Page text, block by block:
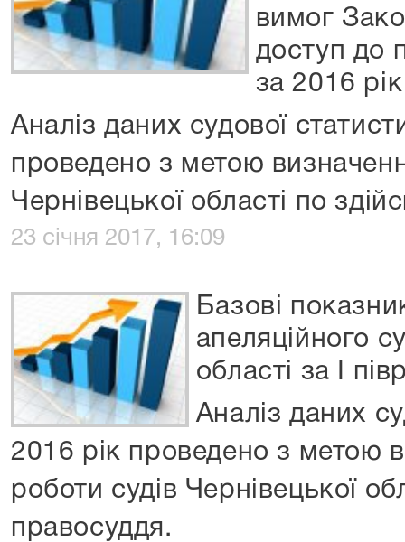
вимог
доступ до
за 2016 рік
Аналіз даних судової
проведено з метою
Чернівецької області по
23 січня 2017, 16:09
Базові
апеляційного
області за I
Аналіз даних
2016 рік проведено з метою
роботи судів Чернівецької
правосуддя.